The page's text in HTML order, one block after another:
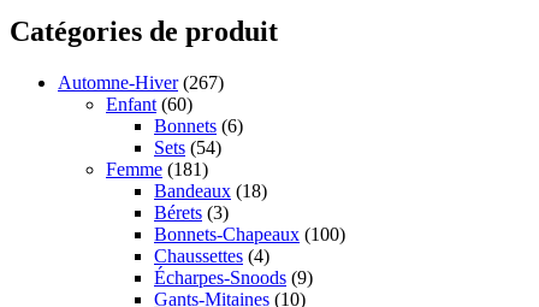
Catégories de produit
Automne-Hiver (267)
Enfant (60)
Bonnets (6)
Sets (54)
Femme (181)
Bandeaux (18)
Bérets (3)
Bonnets-Chapeaux (100)
Chaussettes (4)
Écharpes-Snoods (9)
Gants-Mitaines (10)